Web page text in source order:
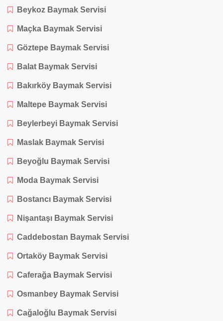
Beykoz Baymak Servisi
Maçka Baymak Servisi
Göztepe Baymak Servisi
Balat Baymak Servisi
Bakırköy Baymak Servisi
Maltepe Baymak Servisi
Beylerbeyi Baymak Servisi
Maslak Baymak Servisi
Beyoğlu Baymak Servisi
Moda Baymak Servisi
Bostancı Baymak Servisi
Nişantaşı Baymak Servisi
Caddebostan Baymak Servisi
Ortaköy Baymak Servisi
Caferağa Baymak Servisi
Osmanbey Baymak Servisi
Cağaloğlu Baymak Servisi